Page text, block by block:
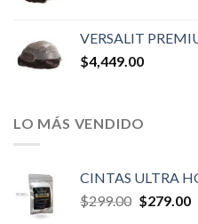
VERSALIT
$4,449.00
LO MÁS VENDIDO
CINTAS ULTRA
$299.00 Original
$279.00